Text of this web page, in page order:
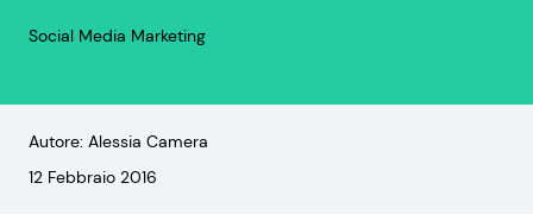
Social Media Marketing
Autore: Alessia Camera
12 Febbraio 2016